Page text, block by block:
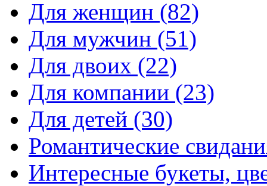
Для женщин (82)
Для мужчин (51)
Для двоих (22)
Для компании (23)
Для детей (30)
Романтические
Интересные букеты,